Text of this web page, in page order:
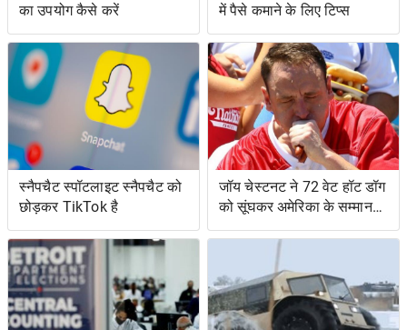
का उपयोग कैसे करें
में पैसे कमाने के लिए टिप्स
स्नैपचैट स्पॉटलाइट स्नैपचैट को
छोड़कर TikTok है
जॉय चेस्टनट ने 72 वेट हॉट डॉग
को सूंघकर अमेरिका के सम्मान
की रक्षा की